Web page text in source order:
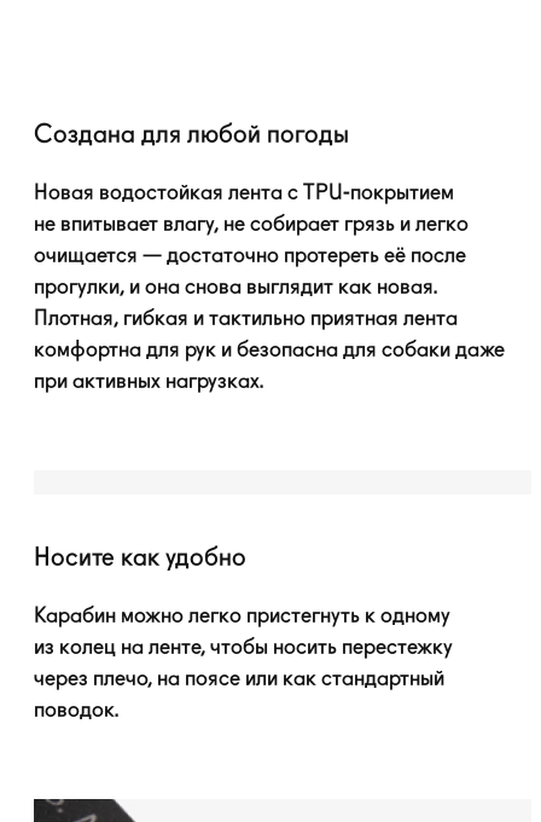
Создана для любой погоды
Новая водостойкая лента с TPU-покрытием
не впитывает влагу, не собирает грязь и легко
очищается — достаточно протереть её после
прогулки, и она снова выглядит как новая.
Плотная, гибкая и тактильно приятная лента
комфортна для рук и безопасна для собаки даже
при активных нагрузках.
Носите как удобно
Карабин можно легко пристегнуть к одному
из колец на ленте, чтобы носить перестежку
через плечо, на поясе или как стандартный
поводок.